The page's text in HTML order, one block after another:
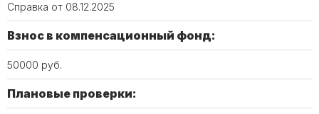
Справка от 08.12.2025
Взнос в компенсационный фонд:
50000 руб.
Плановые проверки: